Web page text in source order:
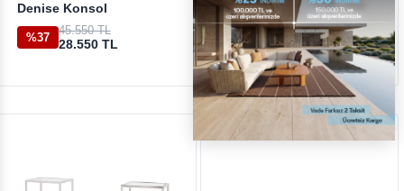
Denise Konsol
%37
45.550 TL
28.550 TL
Versailles Gold Black
Konsol
%45
252.450 TL
138.000 TL